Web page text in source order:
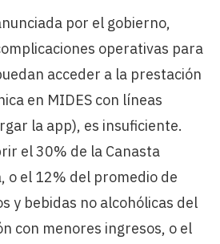
por el gobierno,
operativas para
acceder a la prestación
en MIDES con líneas
la app), es insuficiente.
el 30% de la Canasta
o el 12% del promedio de
y bebidas no alcohólicas del
con menores ingresos, o el